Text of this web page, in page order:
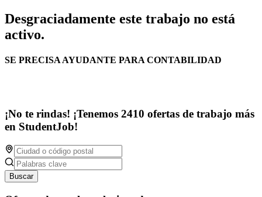
Desgraciadamente este trabajo no está
activo.
SE PRECISA AYUDANTE PARA CONTABILIDAD
¡No te rindas! ¡Tenemos 2410 ofertas de trabajo más
en StudentJob!
Buscar